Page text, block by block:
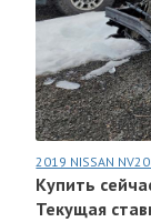
2019 NISSAN
Купить
Текущая